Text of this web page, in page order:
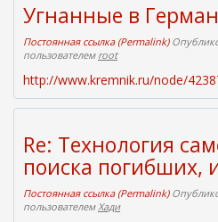
ш
н
я
я
с
с
ы
к
а
)
Угнанные в
Постоянная ссылка (Permalink)
пользователем root
http://www.kremnik.ru/node/
Re: Технология
поиска погибших,
Постоянная ссылка (Permalink)
пользователемХади